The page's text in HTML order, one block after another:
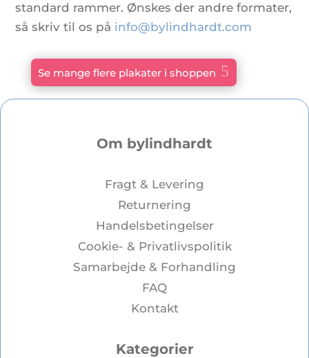
standard rammer. Ønskes der andre formater,
så skriv til os på info@bylindhardt.com
Se mange flere plakater i shoppen
Om bylindhardt
Fragt & Levering
Returnering
Handelsbetingelser
Cookie- & Privatlivspolitik
Samarbejde & Forhandling
FAQ
Kontakt
Kategorier